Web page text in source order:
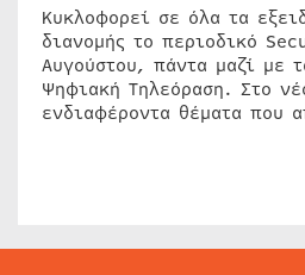
Κυκλοφορεί σε όλα τα
διανομής το περιοδικό
Αυγούστου, πάντα μαζί με
Ψηφιακή Τηλεόραση. Στο
ενδιαφέροντα θέματα που